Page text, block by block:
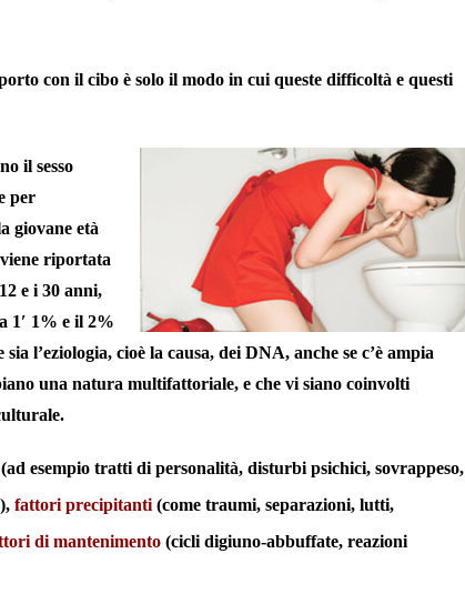
con il cibo è solo il modo in cui queste difficoltà e questi
il sesso
per
giovane età
riportata
e i 30 anni,
1′ 1% e il 2%
l’eziologia, cioè la causa, dei DNA, anche se c’è ampia
una natura multifattoriale, e che vi siano coinvolti
(ad esempio tratti di personalità, disturbi psichici, sovrappeso,
fattori precipitanti (come traumi, separazioni, lutti,
di mantenimento (cicli digiuno-abbuffate, reazioni